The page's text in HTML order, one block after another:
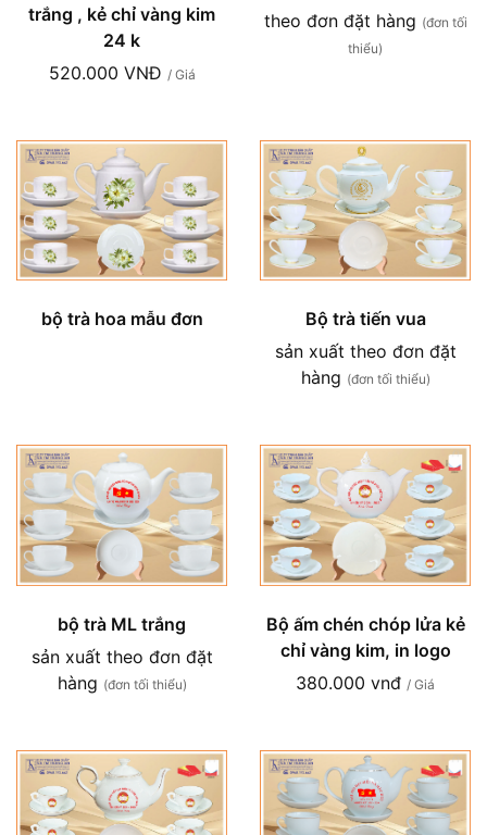
trắng , kẻ chỉ vàng kim
24 k
520.000 VNĐ / Giá
theo đơn đặt hàng (đơn tối
thiểu)
bộ trà hoa mẫu đơn
Bộ trà tiến vua
sản xuất theo đơn đặt
hàng (đơn tối thiểu)
bộ trà ML trắng
sản xuất theo đơn đặt
hàng (đơn tối thiểu)
Bộ ấm chén chóp lửa kẻ
chỉ vàng kim, in logo
380.000 vnđ / Giá